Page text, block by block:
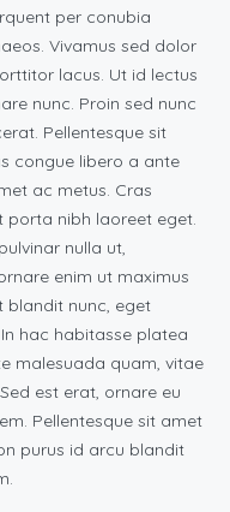
per conubia
Vivamus sed dolor
lacus. Ut id lectus
nunc. Proin sed nunc
Pellentesque sit
congue libero a ante
ac metus. Cras
porta nibh laoreet eget.
nulla ut,
enim ut maximus
blandit nunc, eget
hac habitasse platea
malesuada quam, vitae
est erat, ornare eu
Pellentesque sit amet
purus id arcu blandit